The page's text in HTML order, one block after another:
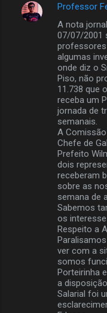
C
Professor
A nota
07/07/2001
algumas
onde diz o
Piso, não
11.738 que
receba um
jornada de
semanais.
A
Chefe de
Prefeito
dois
receberam
sobre as
semana de
Sabemos
os
Respeito a
ver com a
somos
Porteirinha
a
Salarial foi